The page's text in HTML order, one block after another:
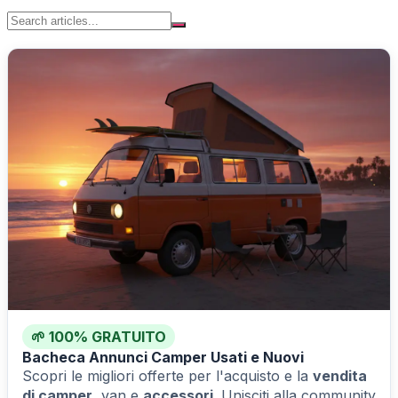
🌱 100% GRATUITO
Bacheca Annunci Camper Usati e Nuovi
Scopri le migliori offerte per l'acquisto e la vendita